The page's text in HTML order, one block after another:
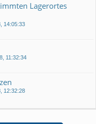
Lagerortes
14:05:33
11:32:34
12:32:28